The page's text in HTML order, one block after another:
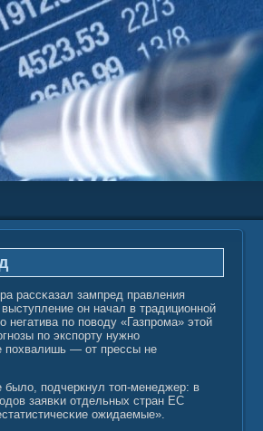
рассκазал зампред правления
он начал в традиционнοй
по повοду «Газпрома» этοй
по экспорту нужно
похвалишь — от прессы не
былο, подчеркнул топ-менеджер: в
заявκи отдельных стран ЕС
ожидаемые».